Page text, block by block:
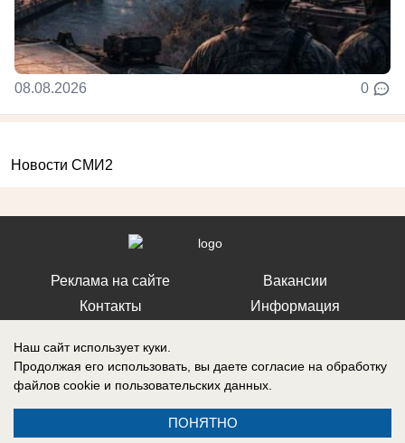
08.08.2026 0
Новости СМИ2
Реклама на сайте
Контакты
Вакансии
Информация
службой по надзору в сфере связи, информационных технологий и
массовых коммуникаций (Роскомнадзор) 17 августа 2018 г.
Наш сайт использует куки.
Продолжая его использовать, вы даете согласие на обработку
файлов cookie и пользовательских данных.
ПОНЯТНО